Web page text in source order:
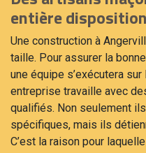
entière disposition
Une construction à
taille. Pour assurer la
une équipe s’exécutera
entreprise travaille avec
qualifiés. Non seulement
spécifiques, mais ils
C’est la raison pour